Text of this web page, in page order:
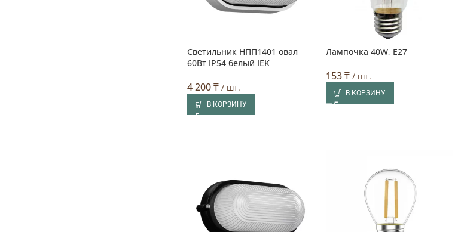
Светильник НПП1401 овал
60Вт IP54 белый IEK
4 200₸/ шт.
В КОРЗИНУ
Лампочка 40W, E27
153₸ / шт.
В КОРЗИНУ